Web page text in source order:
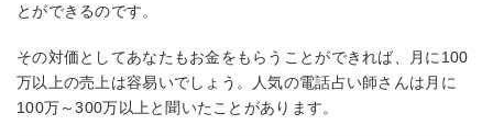
とができるのです。
その対価としてあなたもお金をもらうことができれば、月に100
万以上の売上は容易いでしょう。人気の電話占い師さんは月に
100万～300万以上と聞いたことがあります。